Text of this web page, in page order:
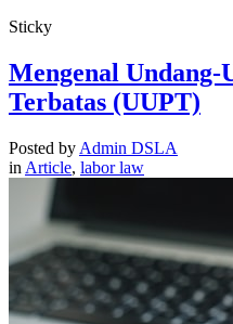
Sticky
Mengenal Undang-
Terbatas (UUPT)
Posted by Admin DSLA
in Article, labor law